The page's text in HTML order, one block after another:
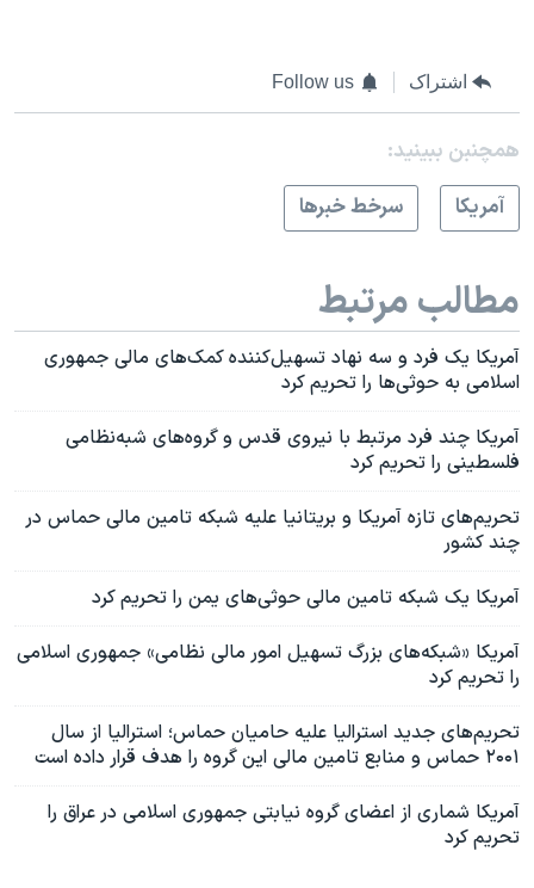
اشتراک Follow us
همچنبن ببینید:
آمريکا
سرخط خبرها
مطالب مرتبط
آمریکا یک فرد و سه نهاد تسهیل‌کننده کمک‌های مالی جمهوری
اسلامی به حوثی‌ها را تحریم کرد
آمریکا چند فرد مرتبط با نیروی قدس و گروه‌های شبه‌نظامی
فلسطینی را تحریم کرد
تحریم‌های تازه آمریکا و بریتانیا علیه شبکه تامین مالی حماس در
چند کشور
آمریکا یک شبکه تامین مالی حوثی‌های یمن را تحریم کرد
آمریکا «شبکه‌های بزرگ تسهیل امور مالی نظامی» جمهوری اسلامی
را تحریم کرد
تحریم‌های جدید استرالیا علیه حامیان حماس؛ استرالیا از سال
۲۰۰۱ حماس و منابع تامین مالی این گروه را هدف قرار داده است
آمریکا شماری از اعضای گروه نیابتی جمهوری اسلامی در عراق را
تحریم کرد